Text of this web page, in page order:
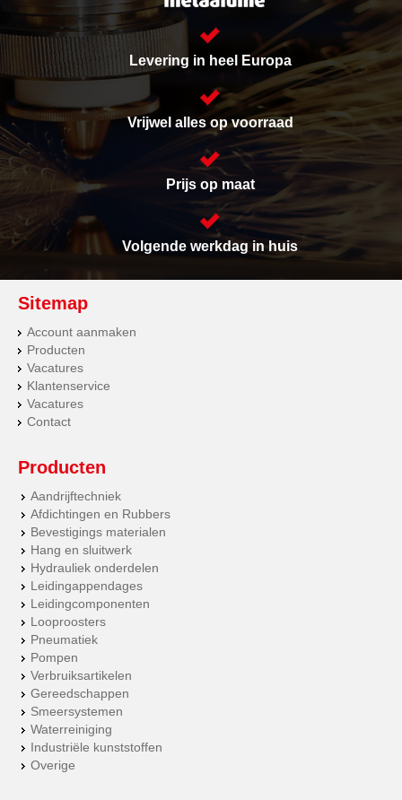
Levering in heel Europa
Vrijwel alles op voorraad
Prijs op maat
Volgende werkdag in huis
Sitemap
Account aanmaken
Producten
Vacatures
Klantenservice
Vacatures
Contact
Producten
Aandrijftechniek
Afdichtingen en Rubbers
Bevestigings materialen
Hang en sluitwerk
Hydrauliek onderdelen
Leidingappendages
Leidingcomponenten
Looproosters
Pneumatiek
Pompen
Verbruiksartikelen
Gereedschappen
Smeersystemen
Waterreiniging
Industriële kunststoffen
Overige